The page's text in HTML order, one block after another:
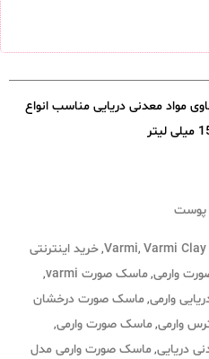
مواد معدنی دریایی مناسب انواع
پوست
Varmi, Varmi
,خرید اینترنتی
وارمی,ماسک صورت varmi ,
وارمی,ماسک صورت درخشان
وارمی,ماسک صورت وارمی,
دریایی,ماسک صورت وارمی مدل